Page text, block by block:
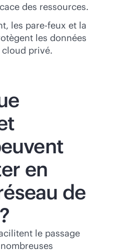
des ressources.
les pare-feux et la
les données
privé.
en
de
le passage